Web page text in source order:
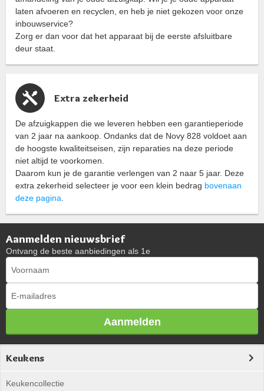
laten afvoeren en recyclen, en heb je niet gekozen voor onze
inbouwservice?
Zorg er dan voor dat het apparaat bij de eerste afsluitbare
deur staat.
Extra zekerheid
De afzuigkappen die we leveren hebben een garantieperiode
van 2 jaar na aankoop. Ondanks dat de Novy 828 voldoet aan
de hoogste kwaliteitseisen, zijn reparaties na deze periode
niet altijd te voorkomen.
Daarom kun je de garantie verlengen van 2 naar 5 jaar. Deze
extra zekerheid selecteer je voor een klein bedrag bovenaan
deze pagina
Aanmelden nieuwsbrief
Ontvang de beste aanbiedingen als 1e
Aanmelden
Keukens
Keukencollectie